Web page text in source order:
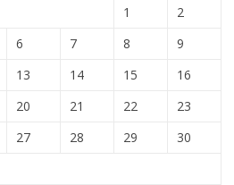
1
2
6 7 8
9
13 14 15
16
20 21 22
23
27 28 29
30